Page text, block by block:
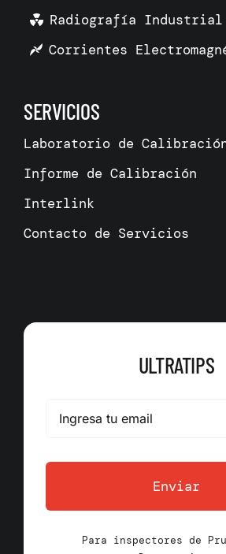
Radiografía Industrial
Corrientes
SERVICIOS
Laboratorio de
Informe de Calibración
Interlink
Contacto de Servicios
ULTRATIPS
Enviar
Para inspectores de